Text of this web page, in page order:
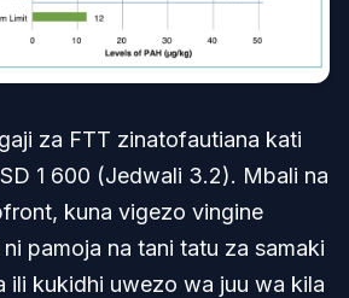
za FTT zinatofautiana kati
1 600 (Jedwali 3.2). Mbali na
kuna vigezo vingine
pamoja na tani tatu za samaki
ili kukidhi uwezo wa juu wa kila